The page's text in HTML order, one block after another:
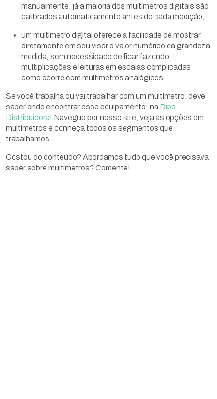
manualmente, já a maioria dos multímetros digitais são
calibrados automaticamente antes de cada medição;
um multímetro digital oferece a facilidade de mostrar
diretamente em seu visor o valor numérico da grandeza
medida, sem necessidade de ficar fazendo
multiplicações e leituras em escalas complicadas
como ocorre com multímetros analógicos.
Se você trabalha ou vai trabalhar com um multímetro, deve
saber onde encontrar esse equipamento: na Dips
Distribuidora! Navegue por nosso site, veja as opções em
multímetros e conheça todos os segmentos que
trabalhamos.
Gostou do conteúdo? Abordamos tudo que você precisava
saber sobre multímetros? Comente!